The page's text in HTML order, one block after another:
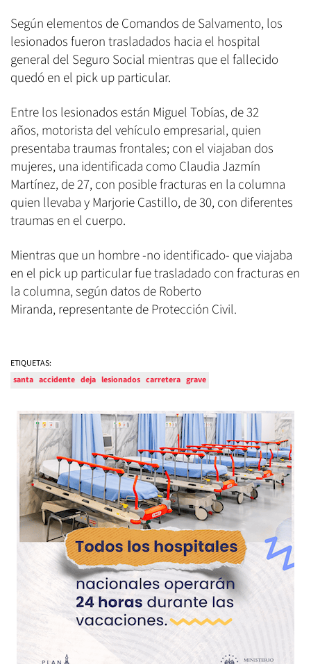
Según elementos de Comandos de Salvamento, los
lesionados fueron trasladados hacia el hospital
general del Seguro Social mientras que el fallecido
quedó en el pick up particular.
Entre los lesionados están Miguel Tobías, de 32
años, motorista del vehículo empresarial, quien
presentaba traumas frontales; con el viajaban dos
mujeres, una identificada como Claudia Jazmín
Martínez, de 27, con posible fracturas en la columna
quien llevaba y Marjorie Castillo, de 30, con diferentes
traumas en el cuerpo.
Mientras que un hombre -no identificado- que viajaba
en el pick up particular fue trasladado con fracturas en
la columna, según datos de Roberto
Miranda, representante de Protección Civil.
ETIQUETAS:
santa accidente deja lesionados carretera grave